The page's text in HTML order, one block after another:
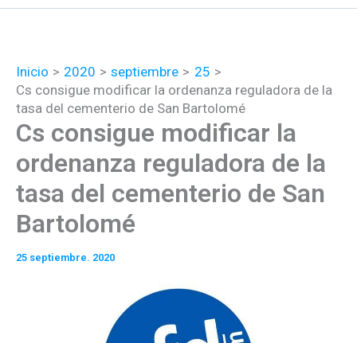
Inicio 2020 septiembre
25
Cs consigue modificar la ordenanza reguladora de la
tasa del cementerio de San Bartolomé
Cs consigue modificar la
ordenanza reguladora de la
tasa del cementerio de San
Bartolomé
25 septiembre. 2020